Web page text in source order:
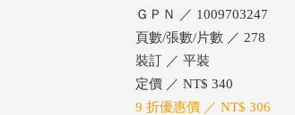
ＧＰＮ ／ 1009703247
頁數/張數/片數 ／ 278
裝訂 ／ 平裝
定價 ／ NT$ 340
9 折優惠價 ／ NT$ 306